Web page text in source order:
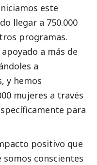
este
llegar a 750.000
programas.
a más de
a
y hemos
mujeres a través
para
positivo que
conscientes